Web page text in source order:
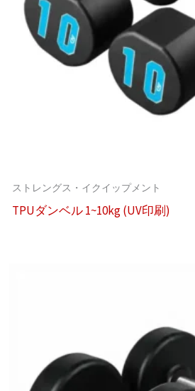
ストレングス・イクイップメント
TPUダンベル 1~10kg (UV印刷)